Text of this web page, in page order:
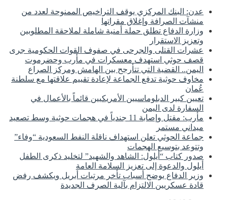
عدن: البنك المركزي يوقف التراخيص الممنوحة لعدد من
منشآت الصرافة وإغلاق مقراتها
وزارة الدفاع تطلق حملة أمنية شاملة لملاحقة المطلوبين
وتعزيز الاستقرار
عشرات القتلى والجرحى في صفوف القوات الحكومية جرى
قصف حوثي استهدف معسكرات في مأرب وحضرموت
اليمن.. القضية التي تتأرجح بين الهامش ومركز الصراع
مخاوف حوثية تدفع الجماعة لإعادة تقييم علاقتها مع سلطنة
عُمان
تعيين كبير الدبلوماسيين الأمريكيين قائماً بالأعمال في
السفارة لدى اليمن
مأرب: مقتل وإصابة 11 جندياً في هجمات حوثية وسط تصعيد
ميداني مستمر
جماعة الحوثي تعلن استهداف ناقلة النفط السعودية “وفاء”
وتتوعد بتوسيع الهجمات
صدور كتاب “أيلول: الشاهد والشهيد” لتخليد ذكرى الطفل
أيلول والدعوة إلى تعزيز السلامة العامة
وزير الدفاع يوضح أسباب تأخر مرتبات أبريل ويكشف رفض
قادة عسكريين الالتزام بآلية الصرف الجديدة